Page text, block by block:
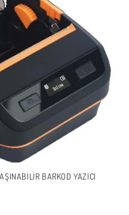
BARKOD YAZICI